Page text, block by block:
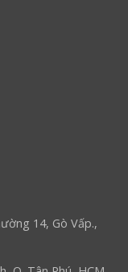
14, Gò Vấp.,